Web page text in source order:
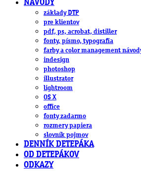
NÁVODY
základy DTP
pre klientov
pdf, ps, acrobat, distiller
fonty, písmo, typografia
farby a color management
indesign
photoshop
illustrator
lightroom
OS X
office
fonty zadarmo
rozmery papiera
slovník pojmov
DENNÍK DETEPÁKA
OD DETEPÁKOV
ODKAZY